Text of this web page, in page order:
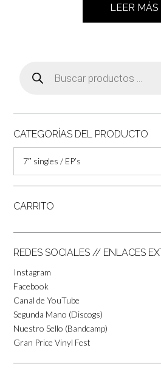
LEER MÁS
productos
CATEGORÍAS DEL PRODUCTO
7″ singles / EP’s
CARRITO
REDES SOCIALES // ENLACES
Instagram
Facebook
Canal de YouTube
Segunda Mano (Discogs)
Nuestro Sello (Bandcamp)
Gran Price Vinyl Fest